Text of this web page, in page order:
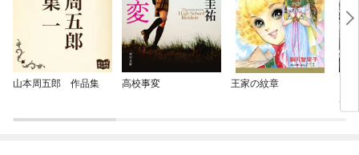
山本周五郎 作品集 高校事変 王家の紋章
ゲ